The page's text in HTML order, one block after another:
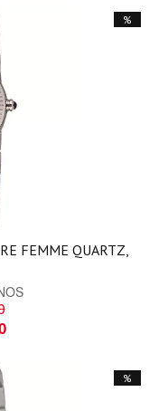
%
FEMME QUARTZ,
%